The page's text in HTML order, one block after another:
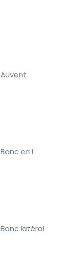
Auvent
Banc en L
Banc latéral